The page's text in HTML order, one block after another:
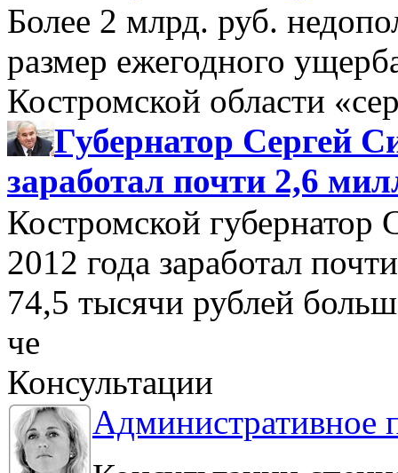
Более 2 млрд. руб.
размер ежегодного
Костромской области
Губернатор Сергей
заработал почти 2,6
Костромской губернатор
2012 года заработал
74,5 тысячи рублей
че
Консультации
Административное